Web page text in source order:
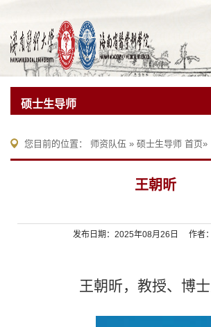
硕士生导师
您目前的位置： 师资队伍 » 硕士生导师 首页»
王朝昕
发布日期：2025年08月26日 作者
王朝昕，教授、博